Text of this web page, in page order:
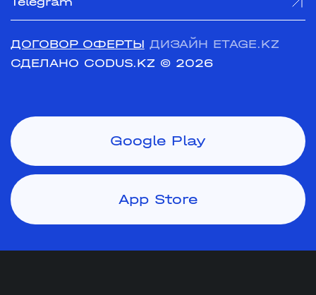
ДОГОВОР ОФЕРТЫ ДИЗАЙН ETAGE.KZ
СДЕЛАНО CODUS.KZ © 2026
Google Play
App Store